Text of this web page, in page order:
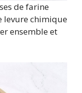
de farine
levure chimique
ensemble et